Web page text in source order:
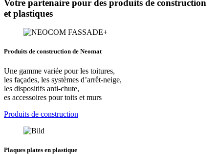
Votre partenaire pour des produits de construction
et plastiques
Produits de construction de Neomat
Une gamme variée pour les toitures,
les façades, les systèmes d’arrêt-neige,
les dispositifs anti-chute,
es accessoires pour toits et murs
Produits de construction
Plaques plates en plastique